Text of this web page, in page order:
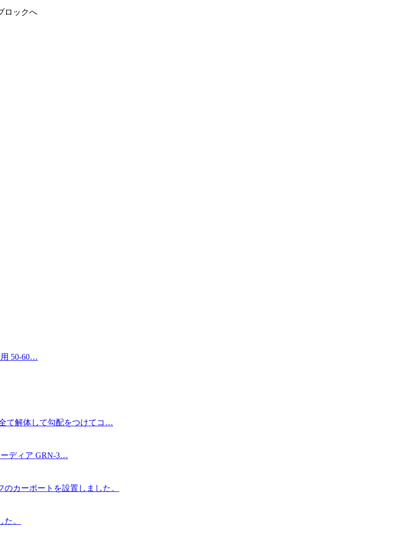
ロックへ
50-60…
て解体して勾配をつけてコ…
ディア GRN-3…
カーポートを設置しました。
。